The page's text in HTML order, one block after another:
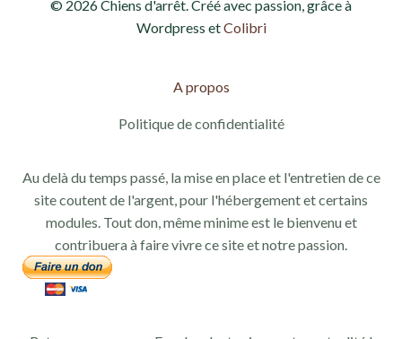
© 2026 Chiens d'arrêt. Créé avec passion, grâce à
Wordpress etColibri
A propos
Politique de confidentialité
Au delà du temps passé, la mise en place et l'entretien de ce
site coutent de l'argent, pour l'hébergement et certains
modules. Tout don, même minime est le bienvenu et
contribuera à faire vivre ce site et notre passion.